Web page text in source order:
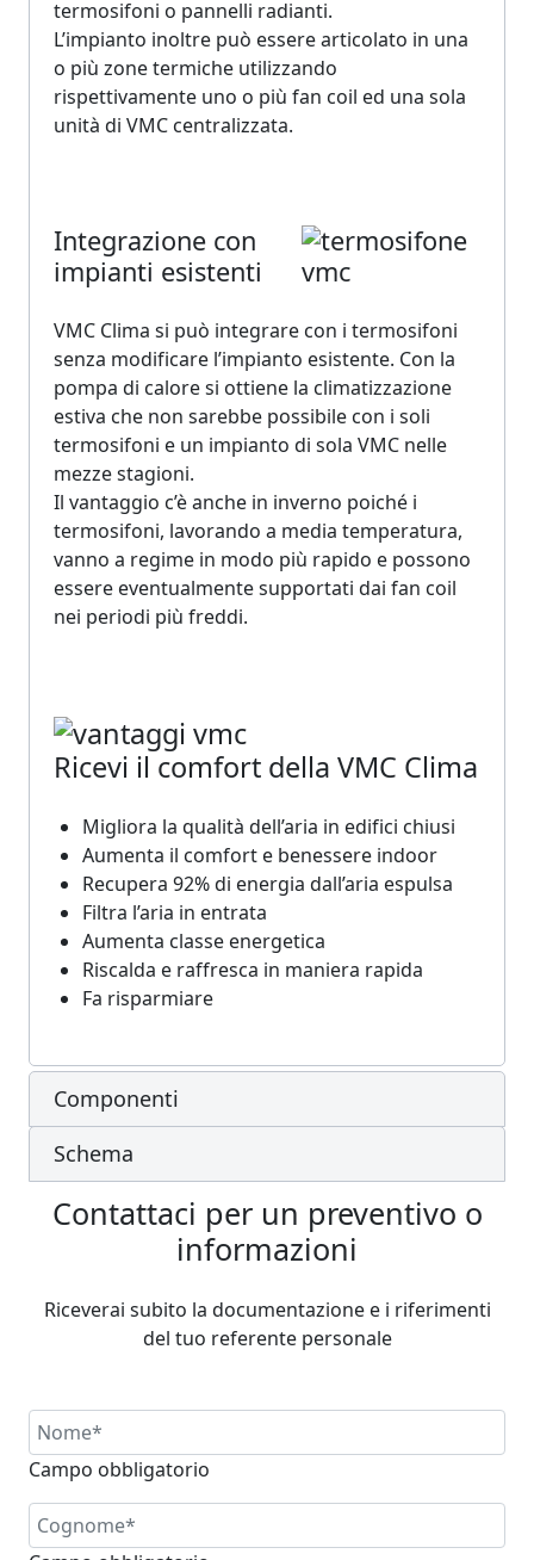
termosifoni o pannelli radianti.
L’impianto inoltre può essere articolato in una
o più zone termiche utilizzando
rispettivamente uno o più fan coil ed una sola
unità di VMC centralizzata.
Integrazione con
impianti esistenti
VMC Clima si può integrare con i termosifoni
senza modificare l’impianto esistente. Con la
pompa di calore si ottiene la climatizzazione
estiva che non sarebbe possibile con i soli
termosifoni e un impianto di sola VMC nelle
mezze stagioni.
Il vantaggio c’è anche in inverno poiché i
termosifoni, lavorando a media temperatura,
vanno a regime in modo più rapido e possono
essere eventualmente supportati dai fan coil
nei periodi più freddi.
Ricevi il comfort della VMC Clima
Migliora la qualità dell’aria in edifici chiusi
Aumenta il comfort e benessere indoor
Recupera 92% di energia dall’aria espulsa
Filtra l’aria in entrata
Aumenta classe energetica
Riscalda e raffresca in maniera rapida
Fa risparmiare
Componenti
Schema
Contattaci per un preventivo o
informazioni
Riceverai subito la documentazione e i riferimenti
del tuo referente personale
Campo obbligatorio